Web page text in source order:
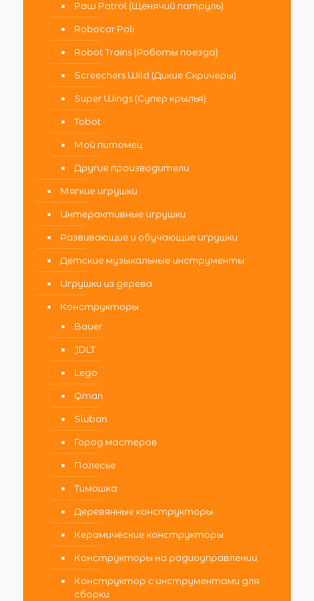
Paw Patrol (Щенячий патруль)
Robocar Poli
Robot Trains (Роботы поезда)
Screechers Wild (Дикие Скричеры)
Super Wings (Супер крылья)
Tobot
Мой питомец
Другие производители
Мягкие игрушки
Интерактивные игрушки
Развивающие и обучающие игрушки
Детские музыкальные инструменты
Игрушки из дерева
Конструкторы
Bauer
JDLT
Lego
Qman
Sluban
Город мастеров
Полесье
Тимошка
Деревянные конструкторы
Керамические конструкторы
Конструкторы на радиоуправлении
Конструктор с инструментами для
сборки